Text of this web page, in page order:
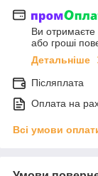
Ви
або гроші
Детальніше
Післяплата
Оплата на
Всі умови